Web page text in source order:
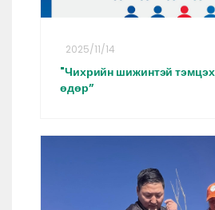
2025/11/14
"Чихрийн шижинтэй
өдөр”